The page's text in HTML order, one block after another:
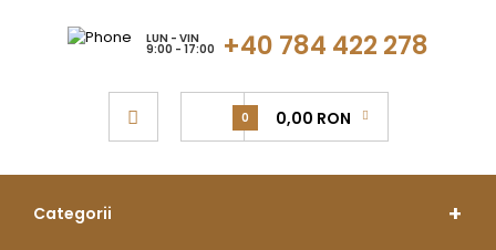
LUN - VIN
9:00 - 17:00 +40 784 422 278
0 0,00 RON
Categorii